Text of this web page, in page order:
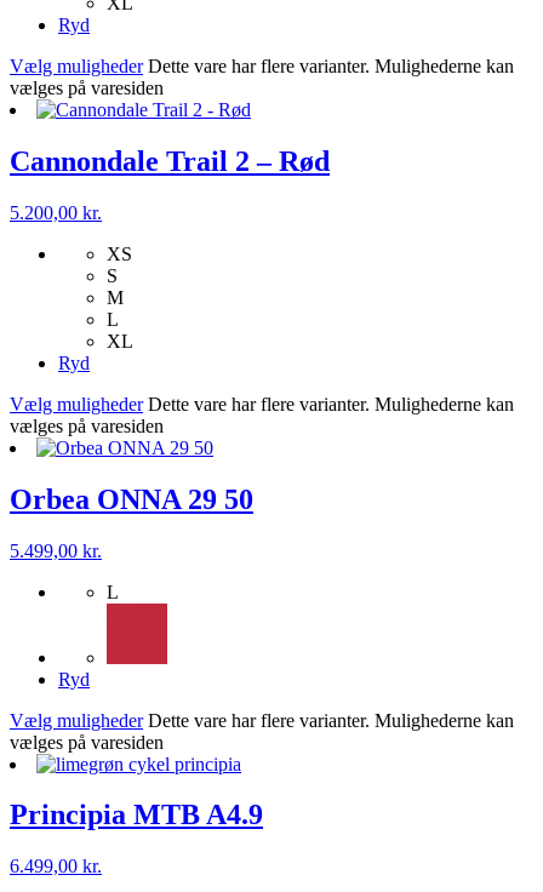
Ryd
Vælg muligheder Dette vare har flere varianter. Mulighederne kan
vælges på varesiden
Cannondale Trail 2 – Rød
5.200,00 kr.
XS
S
M
L
XL
Ryd
Vælg muligheder Dette vare har flere varianter. Mulighederne kan
vælges på varesiden
Orbea ONNA 29 50
5.499,00 kr.
L
Ryd
Vælg muligheder Dette vare har flere varianter. Mulighederne kan
vælges på varesiden
Principia MTB A4.9
6.499,00 kr.